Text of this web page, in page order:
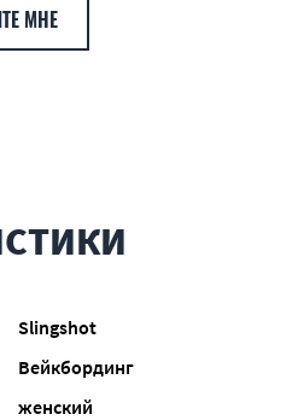
МНЕ
Slingshot
Вейкбординг
женский